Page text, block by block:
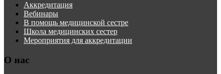
Аккредитация
Вебинары
В помощь медицинской сестре
Школа медицинских сестер
Мероприятия для аккредитации
О нас